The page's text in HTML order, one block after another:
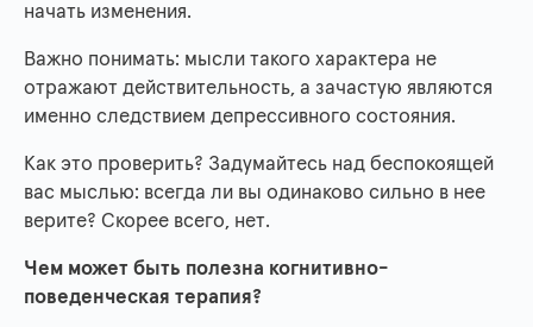
начать изменения.
Важно понимать: мысли такого характера не
отражают действительность, а зачастую являются
именно следствием депрессивного состояния.
Как это проверить? Задумайтесь над беспокоящей
вас мыслью: всегда ли вы одинаково сильно в нее
верите? Скорее всего, нет.
Чем может быть полезна когнитивно-
поведенческая терапия?